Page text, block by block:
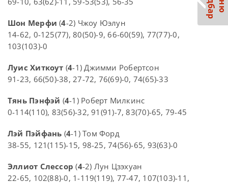
Шон Мерфи (4-2) Чжоу Юэлун
14-62, 0-125(77), 80(50)-9, 66-60(59), 77(77)-0,
103(103)-0
Луис Хиткоут (4-1) Джимми Робертсон
91-23, 66(50)-38, 27-72, 76(69)-0, 74(65)-33
Тянь Пэнфэй (4-1) Роберт Милкинс
0-114(110), 83(56)-32, 91(91)-7, 83(70)-65, 79-45
Лэй Пэйфань (4-1) Том Форд
38-55, 121(115)-15, 98-25, 74(56)-65, 93(63)-0
Эллиот Слессор (4-2) Лун Цзэхуан
22-65, 102(88)-0, 1-119(119), 77-47, 107(103)-11,